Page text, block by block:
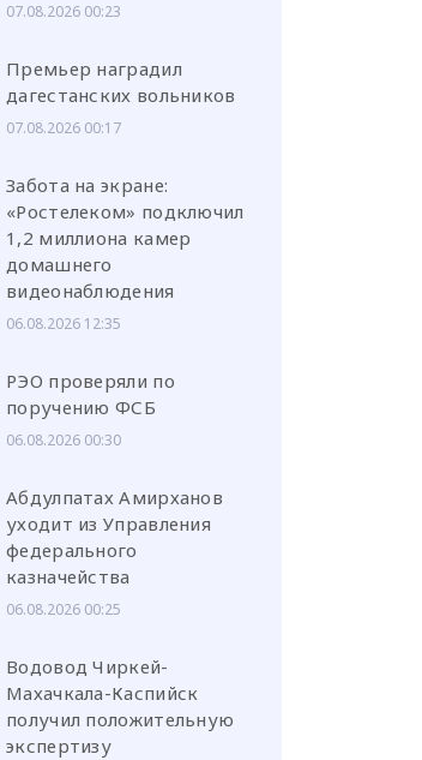
07.08.2026 00:23
Премьер наградил
дагестанских вольников
07.08.2026 00:17
Забота на экране:
«Ростелеком» подключил
1,2 миллиона камер
домашнего
видеонаблюдения
06.08.2026 12:35
РЭО проверяли по
поручению ФСБ
06.08.2026 00:30
Абдулпатах Амирханов
уходит из Управления
федерального
казначейства
06.08.2026 00:25
Водовод Чиркей-
Махачкала-Каспийск
получил положительную
экспертизу